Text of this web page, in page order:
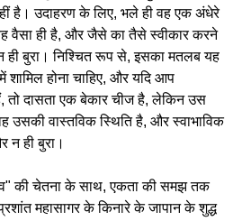
है। उदाहरण के लिए, भले ही वह एक अंधेरे
वैसा ही है, और जैसे का तैसे स्वीकार करने
ही बुरा। निश्चित रूप से, इसका मतलब यह
होना चाहिए, और यदि आप
तो दासता एक बेकार चीज है, लेकिन उस
उसकी वास्तविक स्थिति है, और स्वाभाविक
ही बुरा।
की चेतना के साथ, एकता की समझ तक
महासागर के किनारे के जापान के शुद्ध